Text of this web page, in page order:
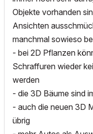
Objekte vorhanden
Ansichten
manchmal sowieso
- bei 2D Pflanzen
Schraffuren wieder
werden
- die 3D Bäume sind
- auch die neuen 3D
übrig